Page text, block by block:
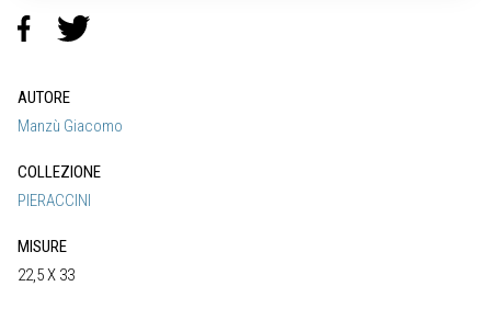
AUTORE
Manzù Giacomo
COLLEZIONE
PIERACCINI
MISURE
22,5 X 33